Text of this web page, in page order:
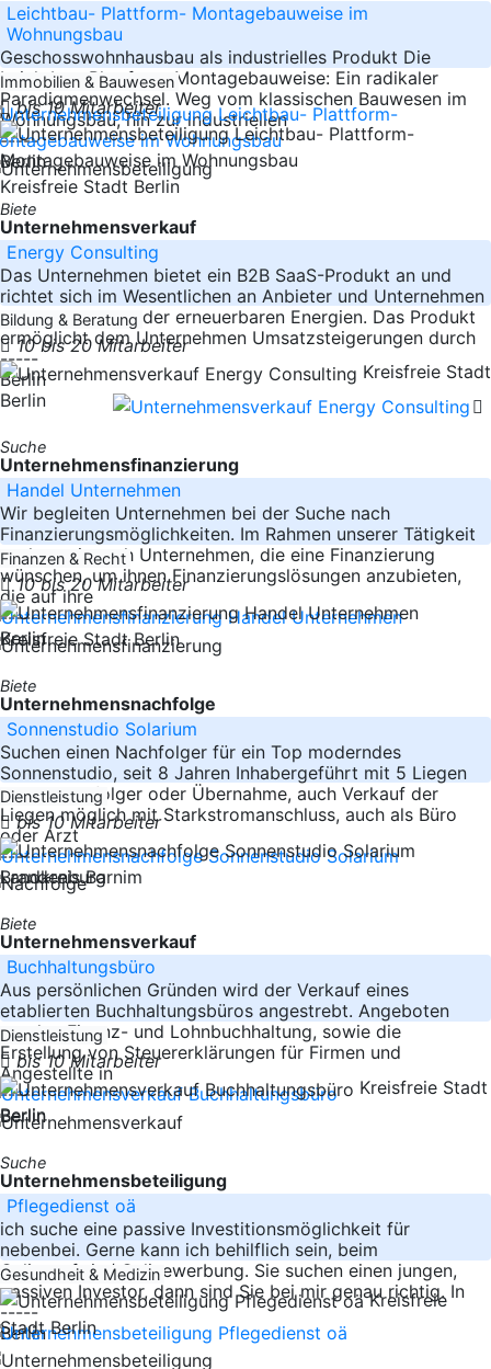
Leichtbau- Plattform- Montagebauweise im
Wohnungsbau
Geschosswohnhausbau als industrielles Produkt Die
Leichtbau-Plattform-Montagebauweise: Ein radikaler
Paradigmenwechsel. Weg vom klassischen Bauwesen im
Wohnungsbau, hin zur industriellen
-----
Berlin
Immobilien & Bauwesen
bis 10 Mitarbeiter
Kreisfreie Stadt Berlin
Biete
Unternehmensverkauf
Energy Consulting
Das Unternehmen bietet ein B2B SaaS-Produkt an und
richtet sich im Wesentlichen an Anbieter und Unternehmen
aus dem Bereich der erneuerbaren Energien. Das Produkt
ermöglicht dem Unternehmen Umsatzsteigerungen durch
-----
Berlin
Bildung & Beratung
10 bis 20 Mitarbeiter
Kreisfreie Stadt
Berlin
Suche
Unternehmensfinanzierung
Handel Unternehmen
Wir begleiten Unternehmen bei der Suche nach
Finanzierungsmöglichkeiten. Im Rahmen unserer Tätigkeit
suchen wir nach Unternehmen, die eine Finanzierung
wünschen, um ihnen Finanzierungslösungen anzubieten,
die auf ihre
-----
Berlin
Finanzen & Recht
10 bis 20 Mitarbeiter
Kreisfreie Stadt Berlin
Biete
Unternehmensnachfolge
Sonnenstudio Solarium
Suchen einen Nachfolger für ein Top moderndes
Sonnenstudio, seit 8 Jahren Inhabergeführt mit 5 Liegen
sucht Nachfolger oder Übernahme, auch Verkauf der
Liegen möglich mit Starkstromanschluss, auch als Büro
oder Arzt
-----
Brandenburg
Dienstleistung
bis 10 Mitarbeiter
Landkreis Barnim
Biete
Unternehmensverkauf
Buchhaltungsbüro
Aus persönlichen Gründen wird der Verkauf eines
etablierten Buchhaltungsbüros angestrebt. Angeboten
werden Finanz- und Lohnbuchhaltung, sowie die
Erstellung von Steuererklärungen für Firmen und
Angestellte in
-----
Berlin
Dienstleistung
bis 10 Mitarbeiter
Kreisfreie Stadt
Berlin
Suche
Unternehmensbeteiligung
Pflegedienst oä
ich suche eine passive Investitionsmöglichkeit für
nebenbei. Gerne kann ich behilflich sein, beim
Onlineauftritt/ Onlinewerbung. Sie suchen einen jungen,
passiven Investor, dann sind Sie bei mir genau richtig. In
-----
Berlin
Gesundheit & Medizin
Kreisfreie
Stadt Berlin